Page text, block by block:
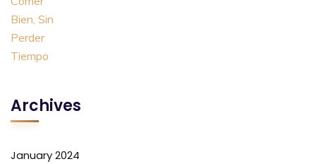
Archives
January 2024